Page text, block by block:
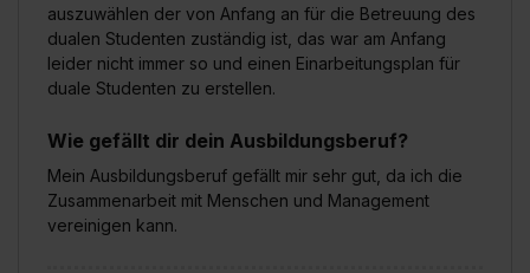
auszuwählen der von Anfang an für die Betreuung des
dualen Studenten zuständig ist, das war am Anfang
leider nicht immer so und einen Einarbeitungsplan für
duale Studenten zu erstellen.
Wie gefällt dir dein Ausbildungsberuf?
Mein Ausbildungsberuf gefällt mir sehr gut, da ich die
Zusammenarbeit mit Menschen und Management
vereinigen kann.